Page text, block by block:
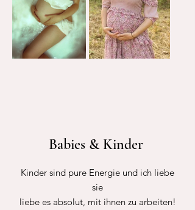
Babies & Kinder
Kinder sind pure Energie und ich liebe
sie
liebe es absolut, mit ihnen zu arbeiten!